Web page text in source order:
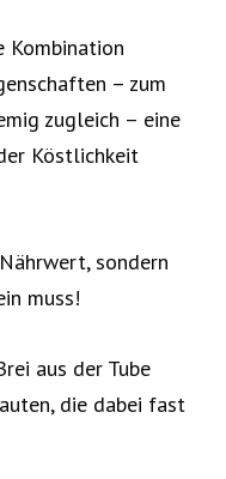
Kombination
– zum
zugleich – eine
Köstlichkeit
sondern
muss!
aus der Tube
die dabei fast